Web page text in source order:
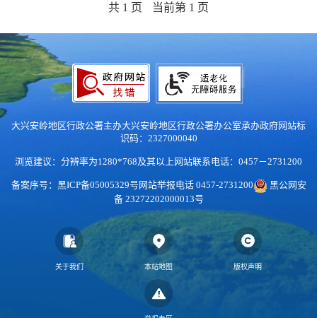
共 1 页
当前第 1 页
大兴安岭地区行政公署主办大兴安岭地区行政公署办公室承办政府网站标
识码：2327000040
浏览建议：分辨率为1280*768及其以上网站联系电话：0457－2731200
备案序号：黑ICP备05005329号网站举报电话 0457-2731200
黑公网安
备 23272202000013号
关于我们 本站地图 版权声明